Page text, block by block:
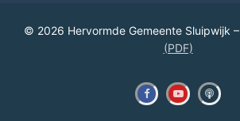
© 2026 Hervormde Gemeente Sluipwijk –
(PDF)